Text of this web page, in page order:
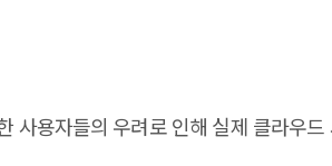
사용자들의 우려로 인해 실제 클라우드